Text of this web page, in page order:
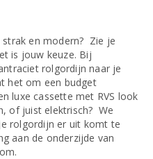
en modern? Zie je
is jouw keuze. Bij
rolgordijn naar je
het om een budget
luxe cassette met RVS look
of juist elektrisch? We
rolgordijn er uit komt te
aan de onderzijde van